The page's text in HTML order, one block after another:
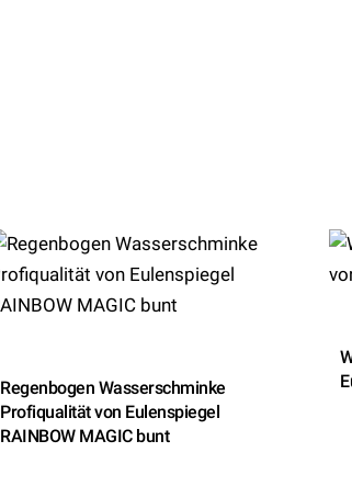
Regenbogen Wasserschminke
Profiqualität von Eulenspiegel
RAINBOW MAGIC bunt